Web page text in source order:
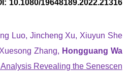
10.1080/19648189.2022.21316
Luo, Jincheng Xu, Xiuyun She
Zhang, Hongguang Wa
Analysis Revealing the Senescen